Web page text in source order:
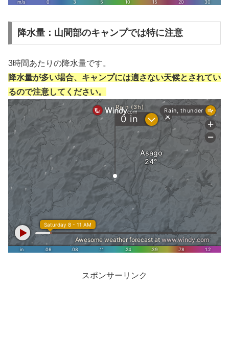
降水量：山間部のキャンプでは特に注意
3時間あたりの降水量です。
降水量が多い場合、キャンプには適さない天候とされてい
るので注意してください。
スポンサーリンク